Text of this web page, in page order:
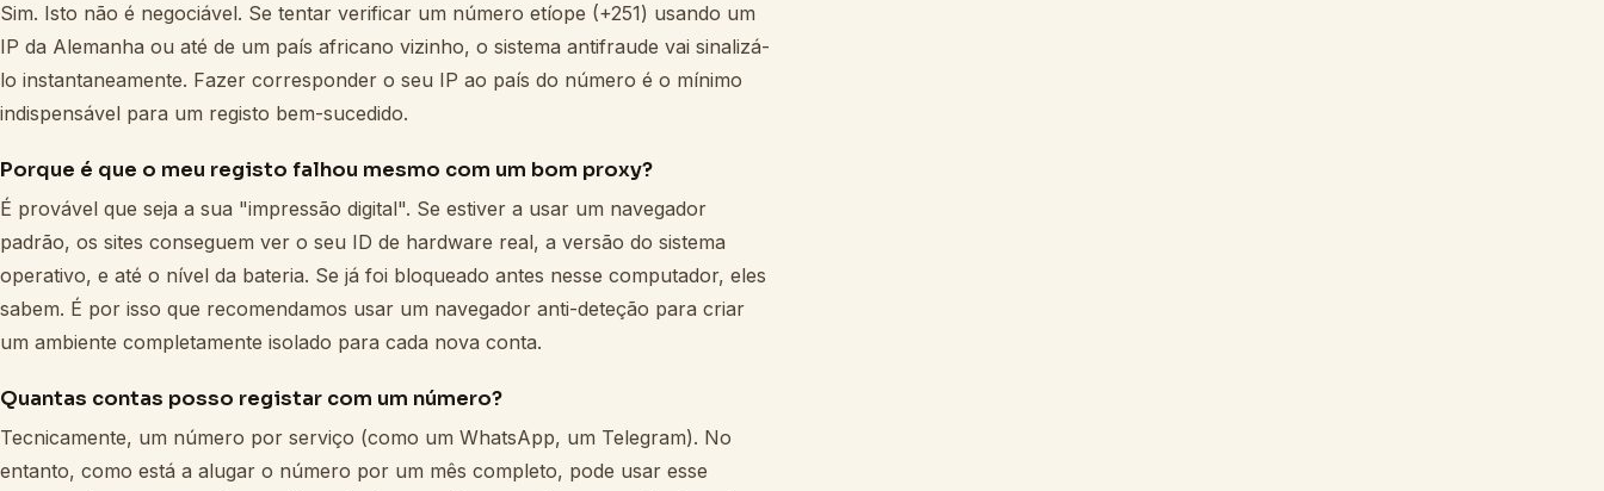
Sim. Isto não é negociável. Se tentar verificar um número etíope (+251) usando um
IP da Alemanha ou até de um país africano vizinho, o sistema antifraude vai sinalizá-
lo instantaneamente. Fazer corresponder o seu IP ao país do número é o mínimo
indispensável para um registo bem-sucedido.
Porque é que o meu registo falhou mesmo com um bom proxy?
É provável que seja a sua "impressão digital". Se estiver a usar um navegador
padrão, os sites conseguem ver o seu ID de hardware real, a versão do sistema
operativo, e até o nível da bateria. Se já foi bloqueado antes nesse computador, eles
sabem. É por isso que recomendamos usar um navegador anti-deteção para criar
um ambiente completamente isolado para cada nova conta.
Quantas contas posso registar com um número?
Tecnicamente, um número por serviço (como um WhatsApp, um Telegram). No
entanto, como está a alugar o número por um mês completo, pode usar esse